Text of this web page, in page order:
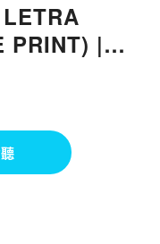
PRINT) |
(PDF -